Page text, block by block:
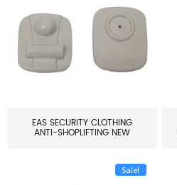
EAS SECURITY CLOTHING
ANTI-SHOPLIFTING NEW
Sale!